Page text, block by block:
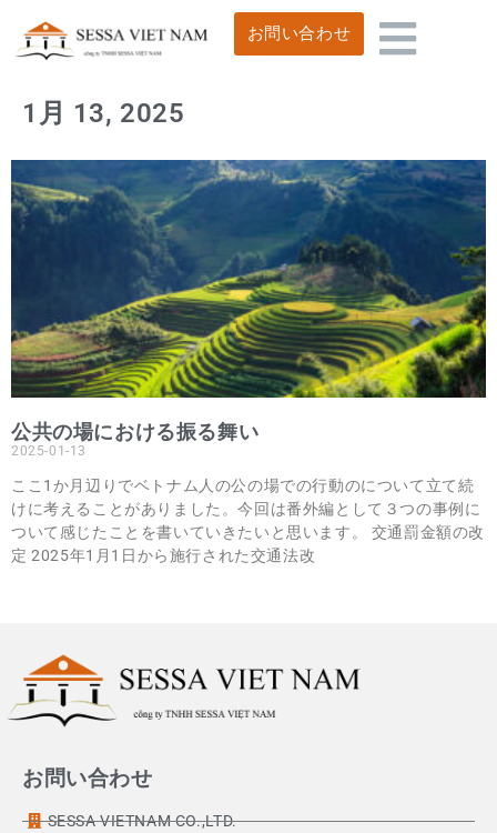
お問い合わせ
1月 13, 2025
公共の場における振る舞い
2025-01-13
ここ1か月辺りでベトナム人の公の場での行動のについて立て続
けに考えることがありました。今回は番外編として３つの事例に
ついて感じたことを書いていきたいと思います。 交通罰金額の改
定 2025年1月1日から施行された交通法改
お問い合わせ
SESSA VIETNAM CO.,LTD.